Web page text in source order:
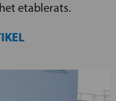
etablerats.